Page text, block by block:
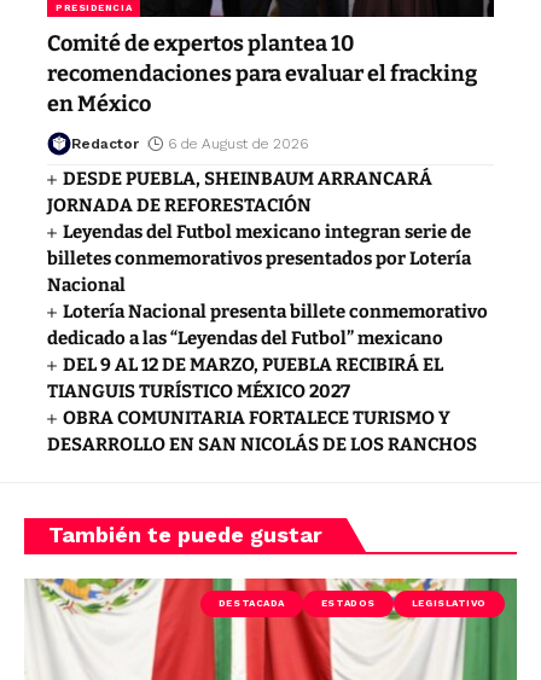
PRESIDENCIA
Comité de expertos plantea 10
recomendaciones para evaluar el fracking
en México
Redactor 6 de August de 2026
DESDE PUEBLA, SHEINBAUM ARRANCARÁ
JORNADA DE REFORESTACIÓN
Leyendas del Futbol mexicano integran serie de
billetes conmemorativos presentados por Lotería
Nacional
Lotería Nacional presenta billete conmemorativo
dedicado a las “Leyendas del Futbol” mexicano
DEL 9 AL 12 DE MARZO, PUEBLA RECIBIRÁ EL
TIANGUIS TURÍSTICO MÉXICO 2027
OBRA COMUNITARIA FORTALECE TURISMO Y
DESARROLLO EN SAN NICOLÁS DE LOS RANCHOS
También te puede gustar
DESTACADA ESTADOS LEGISLATIVO